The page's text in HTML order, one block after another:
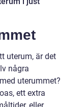
uterum, är det
några
uterummet?
ett extra